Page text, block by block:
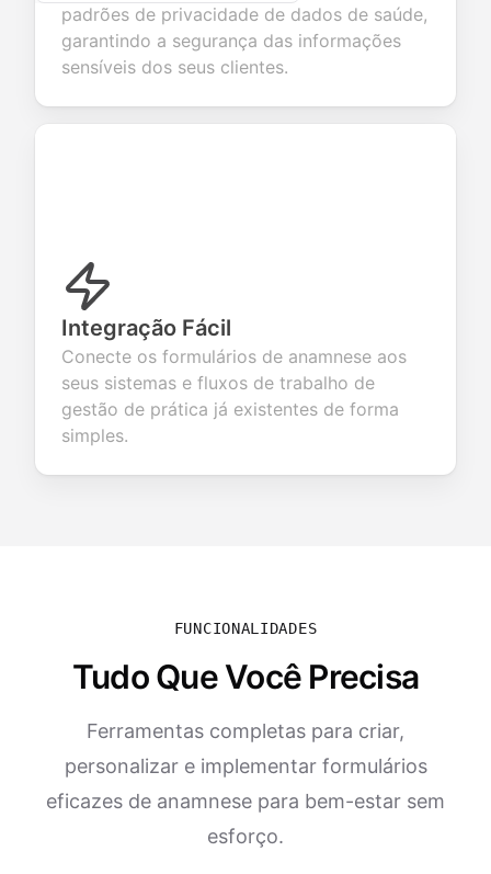
padrões de privacidade de dados de saúde,
garantindo a segurança das informações
sensíveis dos seus clientes.
Integração Fácil
Conecte os formulários de anamnese aos
seus sistemas e fluxos de trabalho de
gestão de prática já existentes de forma
simples.
FUNCIONALIDADES
Tudo Que Você Precisa
Ferramentas completas para criar,
personalizar e implementar formulários
eficazes de anamnese para bem-estar sem
esforço.